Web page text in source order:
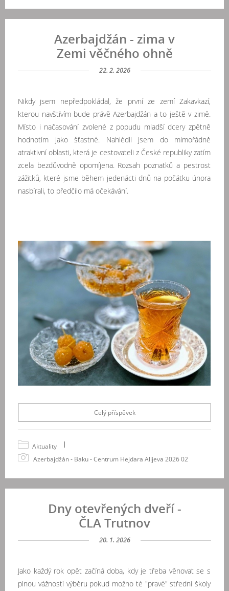
Azerbajdžán - zima v
Zemi věčného ohně
22. 2. 2026
Nikdy jsem nepředpokládal, že první ze zemí Zakavkazí,
kterou navštívím bude právě Azerbajdžán a to ještě v zimě.
Místo i načasování zvolené z popudu mladší dcery zpětně
hodnotím jako šťastné. Nahlédli jsem do mimořádně
atraktivní oblasti, která je cestovateli z České republiky zatím
zcela bezdůvodně opomíjena. Rozsah poznatků a pestrost
zážitků, které jsme během jedenácti dnů na počátku února
nasbírali, to předčilo má očekávání.
Celý příspěvek
Aktuality
|
Azerbajdžán - Baku - Centrum Hejdara Alijeva 2026 02
Dny otevřených dveří -
ČLA Trutnov
20. 1. 2026
Jako každý rok opět začíná doba, kdy je třeba věnovat se s
plnou vážností výběru pokud možno té "pravé" střední školy